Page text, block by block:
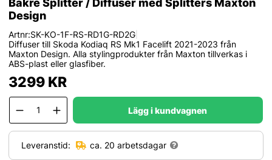
Bakre Splitter / Diffuser med Splitters Maxton
Design
Artnr:SK-KO-1F-RS-RD1G-RD2G|
Diffuser till Skoda Kodiaq RS Mk1 Facelift 2021-2023 från
Maxton Design. Alla stylingprodukter från Maxton tillverkas i
ABS-plast eller glasfiber.
3299KR
Lägg i kundvagnen
Leveranstid: ca. 20 arbetsdagar